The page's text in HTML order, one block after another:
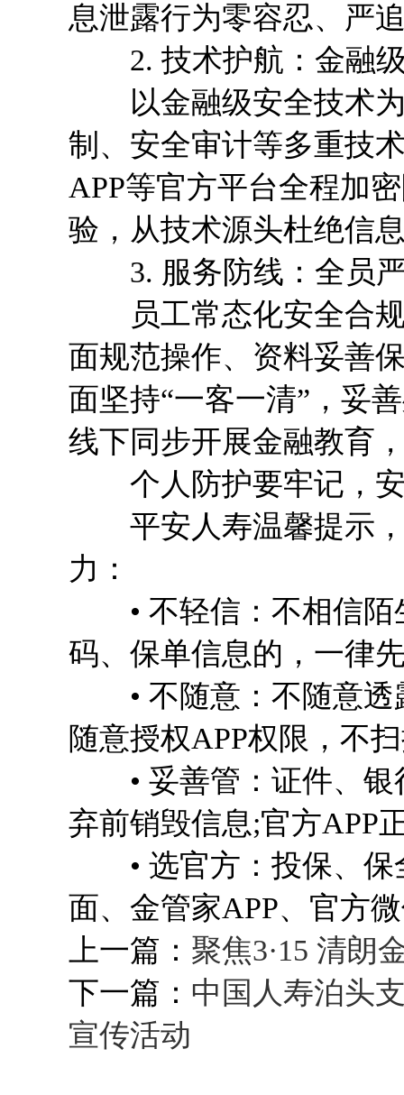
息泄露行为零容忍、严
2. 技术护航：金融级
以金融级安全技术为
制、安全审计等多重技
APP等官方平台全程加
验，从技术源头杜绝信
3. 服务防线：全员严
员工常态化安全合规
面规范操作、资料妥善
面坚持“一客一清”，妥
线下同步开展金融教育
个人防护要牢记，安
平安人寿温馨提示，
力：
• 不轻信：不相信陌
码、保单信息的，一律
• 不随意：不随意透
随意授权APP权限，不
• 妥善管：证件、银
弃前销毁信息;官方APP
• 选官方：投保、保
面、金管家APP、官方
上一篇： 聚焦3·15 清朗
下一篇： 中国人寿泊头
宣传活动